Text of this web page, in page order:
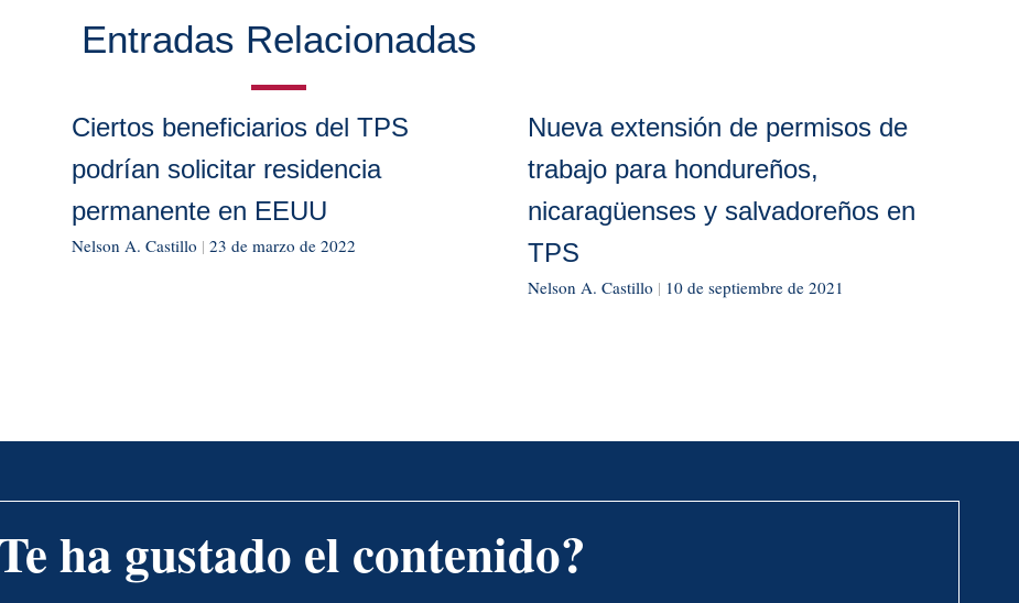
Entradas Relacionadas
Ciertos beneficiarios del TPS
podrían solicitar residencia
permanente en EEUU
Nelson A. Castillo | 23 de marzo de 2022
Nueva extensión de permisos de
trabajo para hondureños,
nicaragüenses y salvadoreños en
TPS
Nelson A. Castillo | 10 de septiembre de 2021
ha gustado el contenido?